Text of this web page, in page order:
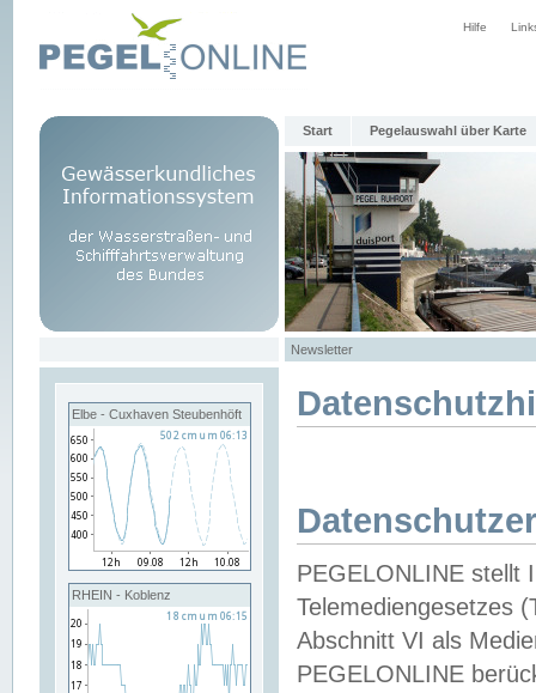
Hilfe
Start Pegelauswahl über Karte
Newsletter
Elbe - Cuxhaven Steubenhöft
RHEIN - Koblenz
PEGELONLINE stellt
Telemediengesetzes
Abschnitt VI als
PEGELONLINE